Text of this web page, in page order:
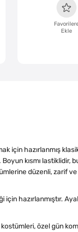
Ekle
için hazırlanmış
kısmı lastiklidir,
düzenli, zarif ve
hazırlanmıştır.
özel gün